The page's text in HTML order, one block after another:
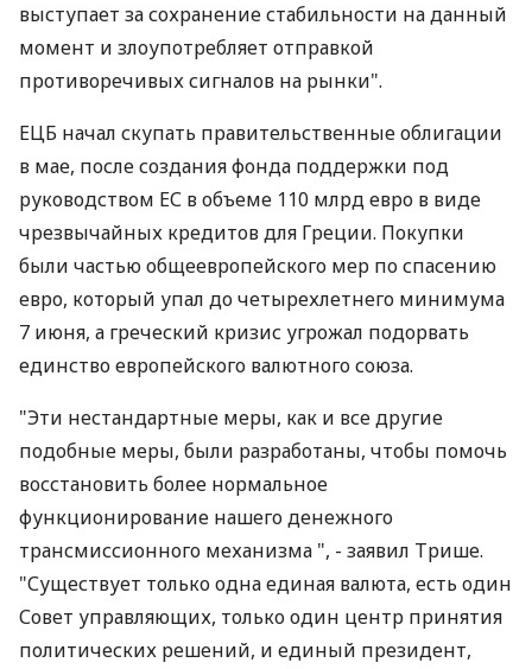
выступает за сохранение стабильности на данный
момент и злоупотребляет отправкой
противоречивых сигналов на рынки".
ЕЦБ начал скупать правительственные облигации
в мае, после создания фонда поддержки под
руководством ЕС в объеме 110 млрд евро в виде
чрезвычайных кредитов для Греции. Покупки
были частью общеевропейского мер по спасению
евро, который упал до четырехлетнего минимума
7 июня, а греческий кризис угрожал подорвать
единство европейского валютного союза.
"Эти нестандартные меры, как и все другие
подобные меры, были разработаны, чтобы помочь
восстановить более нормальное
функционирование нашего денежного
трансмиссионного механизма ", - заявил Трише.
"Существует только одна единая валюта, есть один
Совет управляющих, только один центр принятия
политических решений, и единый президент,